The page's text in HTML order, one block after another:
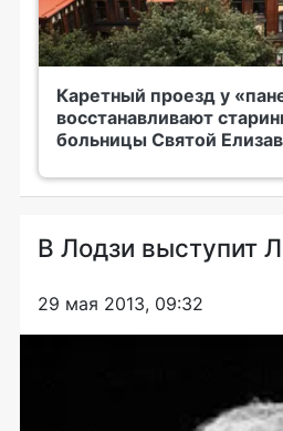
Каретный проезд у
восстанавливают
больницы Святой
В Лодзи выступит
29 мая 2013, 09:32